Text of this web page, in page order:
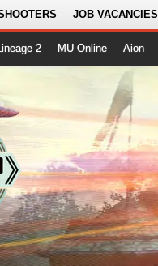
JOB VACANCIES
2 MU Online Aion